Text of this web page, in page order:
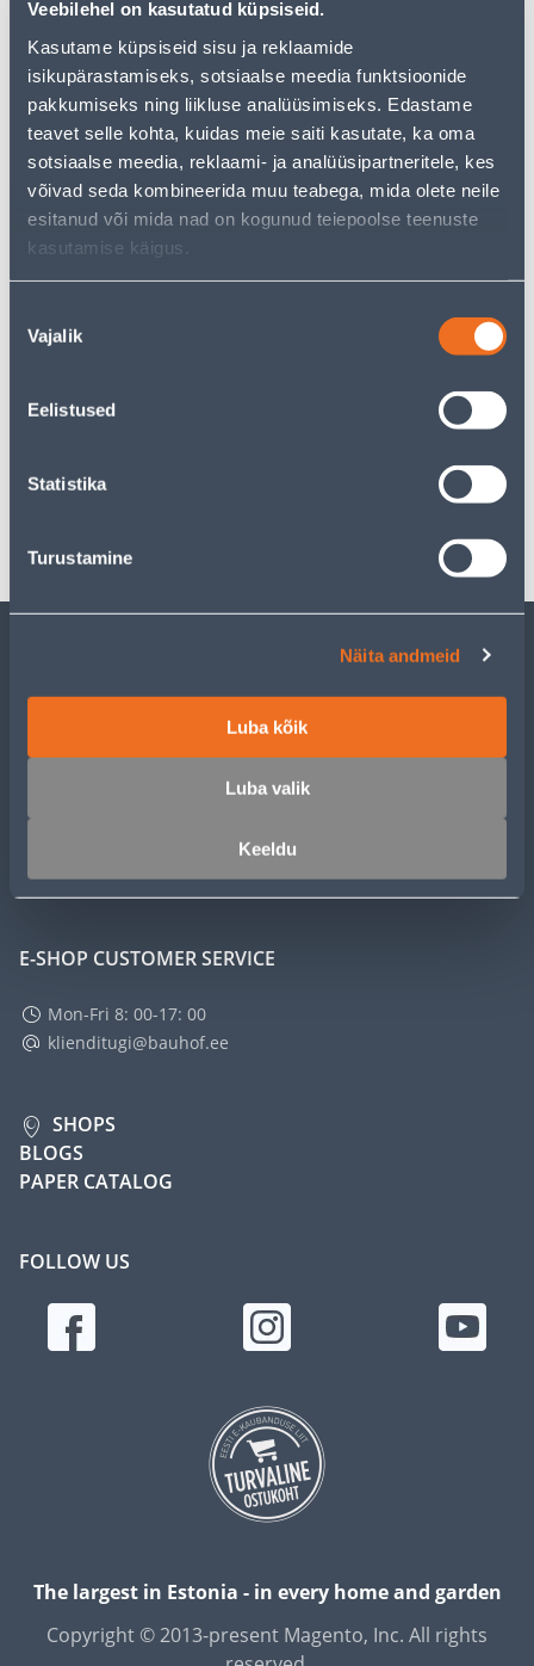
Veebilehel on kasutatud küpsiseid.
Kasutame küpsiseid sisu ja reklaamide
isikupärastamiseks, sotsiaalse meedia funktsioonide
pakkumiseks ning liikluse analüüsimiseks. Edastame
teavet selle kohta, kuidas meie saiti kasutate, ka oma
sotsiaalse meedia, reklaami- ja analüüsipartneritele, kes
võivad seda kombineerida muu teabega, mida olete neile
esitanud või mida nad on kogunud teiepoolse teenuste
kasutamise käigus.
valik
Vajalik
Eelistused
Statistika
Turustamine
Näita andmeid
Luba kõik
Luba valik
Keeldu
product is currently temporarily out of stock due to
from the sameproduct category, which can bring you
just as much joy!
But your shopping pleasure doesn't have to end here -
you can continue your research by returning to the
homepage or use our powerful search function to
discover even more great options. Happy shopping!
ABOUT
E-SHOP CUSTOMER SERVICE
Mon-Fri 8: 00-17: 00
klienditugi@bauhof.ee
SHOPS
BLOGS
PAPER CATALOG
FOLLOW US
The largest in Estonia - in every home and garden
Copyright © 2013-present Magento, Inc. All rights